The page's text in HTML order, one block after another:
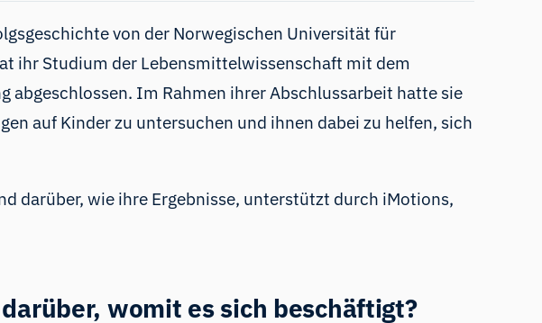
von der Norwegischen Universität für
ihr Studium der Lebensmittelwissenschaft mit dem
Im Rahmen ihrer Abschlussarbeit hatte sie
auf Kinder zu untersuchen und ihnen dabei zu helfen, sich
darüber, wie ihre Ergebnisse, unterstützt durch iMotions,
womit es sich beschäftigt?